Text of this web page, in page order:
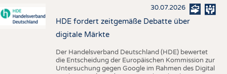
30.07.2026
HDE fordert zeitgemäße Debatte über
digitale Märkte
Der Handelsverband Deutschland (HDE) bewertet
die Entscheidung der Europäischen Kommission zur
Untersuchung gegen Google im Rahmen des Digital